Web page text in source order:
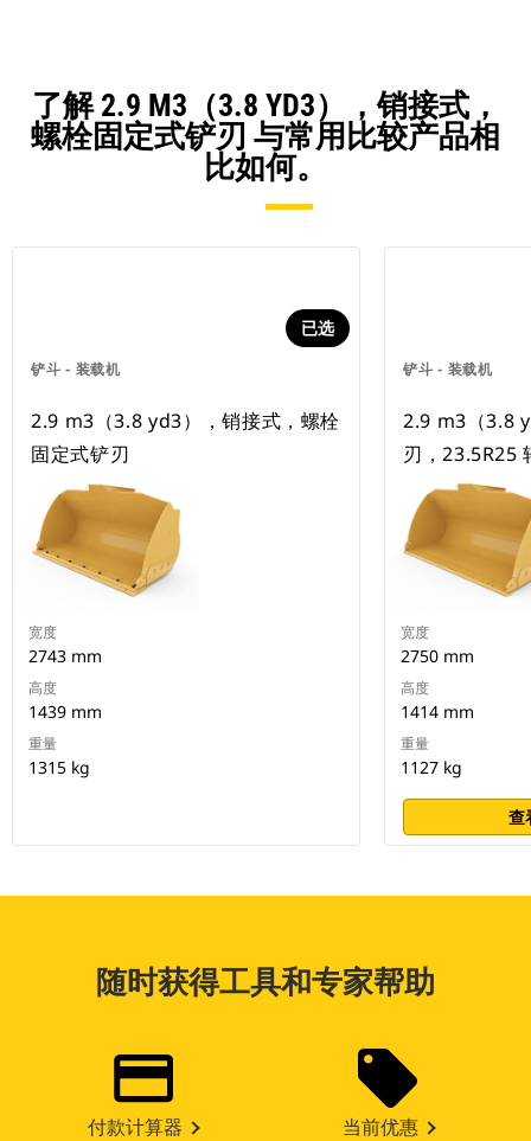
了解 2.9 M3（3.8 YD3），销接式，
螺栓固定式铲刃 与常用比较产品相
比如何。
铲斗 - 装载机
已选
2.9 m3（3.8 yd3），销接式，螺栓
固定式铲刃
宽度
2743 mm
高度
1439 mm
重量
1315 kg
铲斗 - 装载机
2.9 m3（3.8
刃，23.5R25
宽度
2750 mm
高度
1414 mm
重量
1127 kg
查
随时获得工具和专家帮助
付款计算器 当前优惠